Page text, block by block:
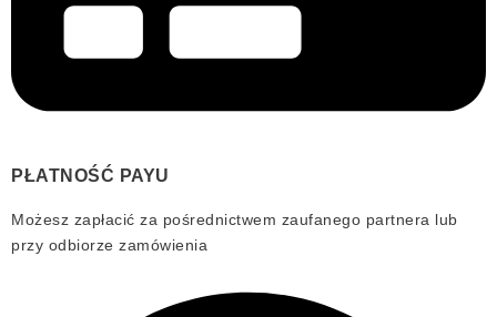
PŁATNOŚĆ PAYU
Możesz zapłacić za pośrednictwem zaufanego partnera lub
przy odbiorze zamówienia